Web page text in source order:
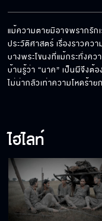
แม้ความตายมิอาจพรากรัก
ประวัติศาสตร์ เรื่องราวคว
บางพระโขนงที่แม้กระทั่งค
บ้านรู้ว่า “นาค” เป็นผีจึงต้
ไม่น่ากลัวเท่าความโหดร้าย
ไฮไลท์